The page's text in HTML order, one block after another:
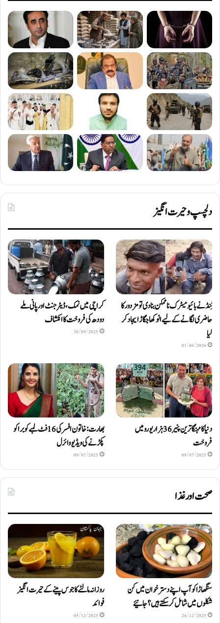
دلچسپ و حیرت انگیز
ٹِنڈ نے بائیومیٹرک ناممکن بنا دی تو مزدور کا
حاضری لگانے کے لیے انوکھا جگاڑ ایجاد کر
لیا
01/06/2026
کراچی میں نمک، ڈیٹرجنٹ اور پانی ملے
دودھ کی فروخت کا انکشاف
30/09/2025
دنیا کا مہنگا ترین پنیر 36 ہزار یورو میں
فروخت
09/07/2025
بھارت: خاتون افسر کی 16 فٹ لمبے کوبرا کو
پکڑنے کی ویڈیو وائرل
09/07/2025
صحت اور غذا
سنگھاڑا کو آپ اپنے دستر خوان میں کن
شکلوں میں شامل کرسکتے ہیں ؟ جانیئے
26/12/2025
روزانہ مالٹے کا جوس پینے کے حیرت انگیز
فوائد
05/12/2025